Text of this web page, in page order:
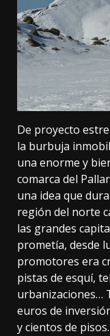
De proyecto
la burbuja
una enorme y
comarca del
una idea que
región del norte
las grandes
prometía, desde
promotores era
pistas de esquí,
urbanizaciones…
euros de
y cientos de pisos.